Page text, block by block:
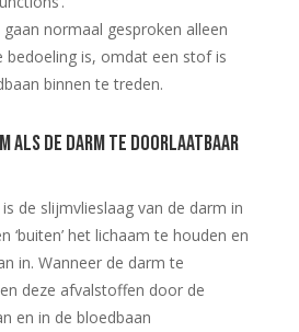
normaal gesproken alleen
bedoeling is, omdat een stof is
binnen te treden.
als de darm te doorlaatbaar
de slijmvlieslaag van de darm in
‘buiten’ het lichaam te houden en
in. Wanneer de darm te
deze afvalstoffen door de
en in de bloedbaan